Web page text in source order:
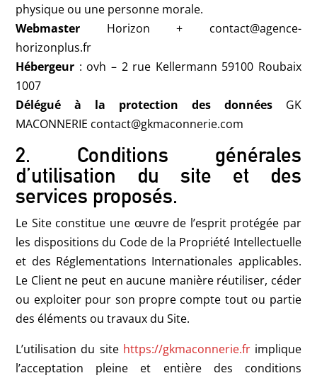
physique ou une personne morale.
Webmaster
Horizon + contact@agence-
horizonplus.fr
Hébergeur : ovh – 2 rue Kellermann 59100 Roubaix
1007
Délégué à la protection des données
GK
MACONNERIE contact@gkmaconnerie.com
2. Conditions générales
d’utilisation du site et des
services proposés.
Le Site constitue une œuvre de l’esprit protégée par
les dispositions du Code de la Propriété Intellectuelle
et des Réglementations Internationales applicables.
Le Client ne peut en aucune manière réutiliser, céder
ou exploiter pour son propre compte tout ou partie
des éléments ou travaux du Site.
L’utilisation du site https://gkmaconnerie.fr implique
l’acceptation pleine et entière des conditions